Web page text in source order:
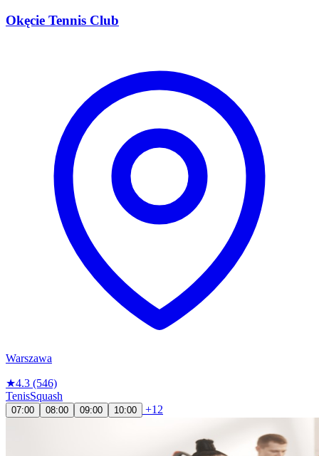
Okęcie Tennis Club
Warszawa
★4.3 (546)
TenisSquash
07:00 08:00 09:00 10:00 +12